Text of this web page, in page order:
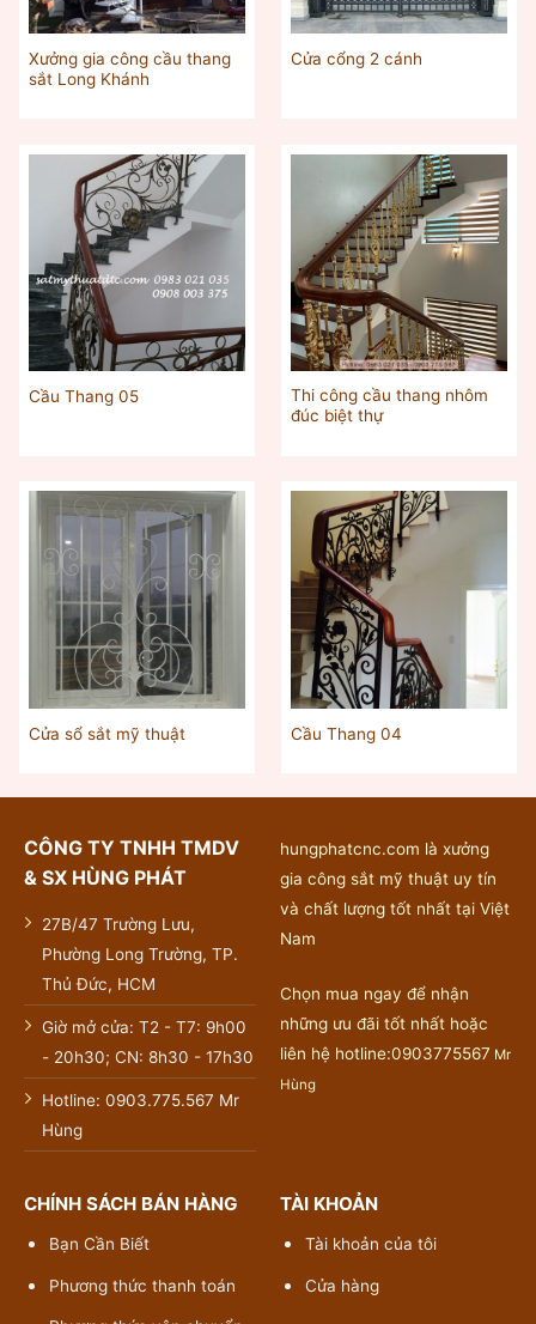
Xưởng gia công cầu thang
sắt Long Khánh
Cửa cổng 2 cánh
Cầu Thang 05
Thi công cầu thang nhôm
đúc biệt thự
Cửa sổ sắt mỹ thuật Cầu Thang 04
CÔNG TY TNHH TMDV
& SX HÙNG PHÁT
27B/47 Trường Lưu,
Phường Long Trường, TP.
Thủ Đức, HCM
Giờ mở cửa: T2 - T7: 9h00
- 20h30; CN: 8h30 - 17h30
Hotline: 0903.775.567 Mr
Hùng
hungphatcnc.com là xưởng
gia công sắt mỹ thuật uy tín
và chất lượng tốt nhất tại Việt
Nam
Chọn mua ngay để nhận
những ưu đãi tốt nhất hoặc
liên hệ hotline:0903775567 Mr
Hùng
CHÍNH SÁCH BÁN HÀNG
Bạn Cần Biết
Phương thức thanh toán
TÀI KHOẢN
Tài khoản của tôi
Cửa hàng